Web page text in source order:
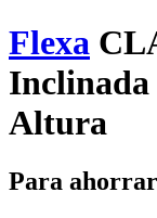
Flexa
Inclinada
Altura
Para